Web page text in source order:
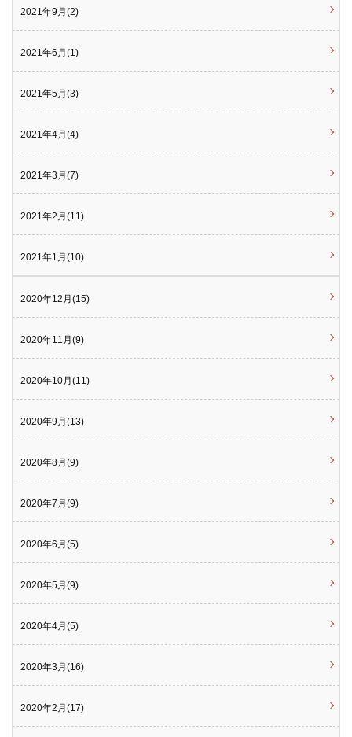
2021年9月(2)
2021年6月(1)
2021年5月(3)
2021年4月(4)
2021年3月(7)
2021年2月(11)
2021年1月(10)
2020年12月(15)
2020年11月(9)
2020年10月(11)
2020年9月(13)
2020年8月(9)
2020年7月(9)
2020年6月(5)
2020年5月(9)
2020年4月(5)
2020年3月(16)
2020年2月(17)